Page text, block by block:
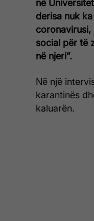
në
derisa nuk
coronavirusi,
social për të
në njeri”.
Në një
karantinës
kaluarën.